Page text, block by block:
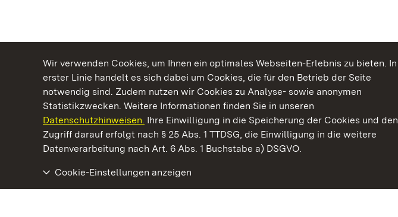
Wir verwenden Cookies, um Ihnen ein optimales Webseiten-Erlebnis zu bieten. In
erster Linie handelt es sich dabei um Cookies, die für den Betrieb der Seite
notwendig sind. Zudem nutzen wir Cookies zu Analyse- sowie anonymen
Statistikzwecken. Weitere Informationen finden Sie in unseren
Datenschutzhinweisen. Ihre Einwilligung in die Speicherung der Cookies und den
Zugriff darauf erfolgt nach § 25 Abs. 1 TTDSG, die Einwilligung in die weitere
Datenverarbeitung nach Art. 6 Abs. 1 Buchstabe a) DSGVO.
Cookie-Einstellungen anzeigen
Kommen. Staunen. Genießen.